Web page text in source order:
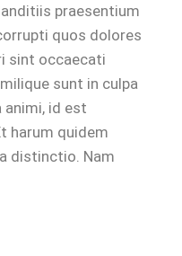
praesentium
quos dolores
sint occaecati
sunt in culpa
id est
harum quidem
distinctio. Nam